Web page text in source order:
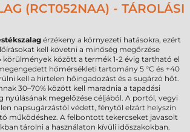
(RCT052NAA) - TÁROLÁSI
érzékeny a környezeti hatásokra, ezért
kell követni a minőség megőrzése
körülmények között a termék 1-2 évig tartható el
hőmérsékleti tartomány 5 °C és +40
kell a hirtelen hőingadozást és a sugárzó hőt.
30–70% között kell maradnia a tapadási
nyúlásának megelőzése céljából. A portól, vegyi
napsugárzástól védett, fénytől elzárt helyszín
működéshez. A felbontott tekercseket javasolt
tárolni a használaton kívüli időszakokban.